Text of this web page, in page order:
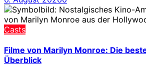
Casts
Filme von Marilyn Monroe: Die
Überblick